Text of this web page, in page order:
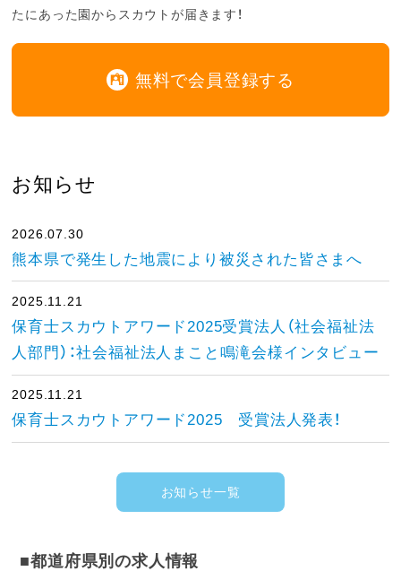
たにあった園からスカウトが届きます！
無料で会員登録する
お知らせ
2026.07.30
熊本県で発生した地震により被災された皆さまへ
2025.11.21
保育士スカウトアワード2025受賞法人（社会福祉法
人部門）：社会福祉法人まこと鳴滝会様インタビュー
2025.11.21
保育士スカウトアワード2025 受賞法人発表！
お知らせ一覧
■都道府県別の求人情報